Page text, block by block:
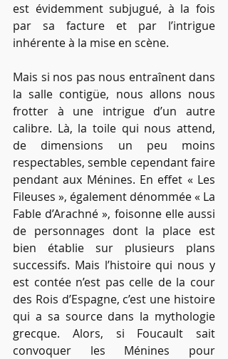
est évidemment subjugué, à la fois
par sa facture et par l’intrigue
inhérente à la mise en scène.
Mais si nos pas nous entraînent dans
la salle contigüe, nous allons nous
frotter à une intrigue d’un autre
calibre. Là, la toile qui nous attend,
de dimensions un peu moins
respectables, semble cependant faire
pendant aux Ménines. En effet « Les
Fileuses », également dénommée « La
Fable d’Arachné », foisonne elle aussi
de personnages dont la place est
bien établie sur plusieurs plans
successifs. Mais l’histoire qui nous y
est contée n’est pas celle de la cour
des Rois d’Espagne, c’est une histoire
qui a sa source dans la mythologie
grecque. Alors, si Foucault sait
convoquer les Ménines pour